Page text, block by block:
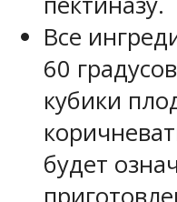
Все
60
кубики
будет